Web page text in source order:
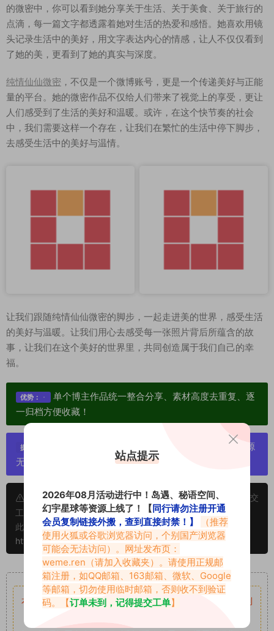
的微密中，你可以看到她分享关于生活、关于美食、关于旅行的
点滴，每一篇文字都透露着她对生活的热爱和感悟。她喜欢用镜
头记录生活中的美好，用文字表达内心的情感，让人不仅仅看到
了她的美，更看到了她的真实与深度。
纯情仙仙微密 ，不仅是一个微博账号，更是一个传递美好与正能
量的平台。她的微密作品不仅给人们带来了视觉上的享受，更让
人们感受到了生活的美好和温暖。或许，在这个快节奏的社会
中，我们需要这样一个存在，让我们在繁忙的生活中停下脚步，
去感受生活中的美好与温情。
让我们跟随纯情仙仙微密的脚步，一起走进美的世界，感受生活
的美好与温暖。让我们用心去感受每一张照片背后所蕴含的故
事，让我们在这个美好的世界里，共同创造属于我们自己的幸
福。
优势：
单个博主作品统一整合分享、素材高度去重复、逐
一归档方便收藏！
提示：
严禁搬运资源链接，一经发现封号处理，素材资源
无露点、需求请绕道，关闭本站网页！
申明：本文资源均来源网友分享，若侵犯了您的权限可以提交
工单处理。
此外本文章皆属于原创文章，转载请注明出处！原文链接：
https://www.vmiba.com/8195.html
重要声明
本站资源均来自网络分享，如有侵犯你的权益请私信留言
收到
站点提示
2026年08月活动进行中！岛遇、秘语空间、
幻宇星球等资源上线了！【同行请勿注册开通
会员复制链接外搬，查到直接封禁！】
（推荐
使用火狐或谷歌浏览器访问，个别国产浏览器
可能会无法访问）。网址发布页：
weme.ren （请加入收藏夹）。请使用正规邮
箱注册，如QQ邮箱、163邮箱、微软、Google
等邮箱，切勿使用临时邮箱，否则收不到验证
码。【订单未到，记得提交工单】